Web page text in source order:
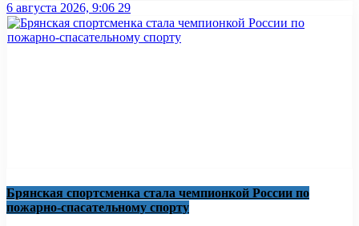
6 августа 2026, 9:06 29
Брянская спортсменка стала чемпионкой России по
пожарно-спасательному спорту